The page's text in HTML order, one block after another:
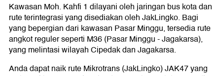
Kawasan Moh. Kahfi 1 dilayani oleh jaringan bus kota dan
rute terintegrasi yang disediakan oleh JakLingko. Bagi
yang bepergian dari kawasan Pasar Minggu, tersedia rute
angkot reguler seperti M36 (Pasar Minggu - Jagakarsa),
yang melintasi wilayah Cipedak dan Jagakarsa.
Anda dapat naik rute Mikrotrans (JakLingko) JAK47 yang